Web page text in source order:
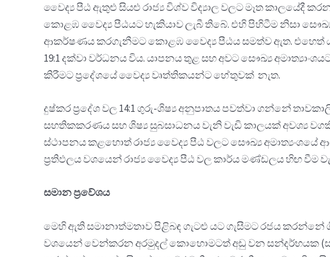
වෛද්‍ය පීඨ ඇතුළු සියළු රාජ්‍ය විශ්ව විද්‍යාල වලට මෑත කාලයේදී
කොළඹ වෛද්‍ය පීඨයට හැකියාව ලැබී තිබේ. එහි පිහිටීම නිසා
ආකර්ෂණය කරගැනීමට කොළඹ වෛද්‍ය පීඨය සමත්ව ඇත. එහෙත්
19:1 දක්වා වර්ධනය විය. යාපනය තුළ සහ අවට සෞඛ්‍ය
කිරීමට ප්‍රදේශයේ වෛද්‍ය වෘත්තිකයන්ට හේතුවක් නැත.
දුෂ්කර ප්‍රදේශ වල 14:1 ගුරු-ශිෂ්‍ය අනුපාතය පවත්වා ගන්නේ
සහතිකකරණය සහ ශිෂ්‍ය සුබසාධනය වැනි වැඩි කාලයක් අවශ්‍ය
ස්ථාපනය කළහොත් රාජ්‍ය වෛද්‍ය පීඨ වලට සෞඛ්‍ය
ප්‍රතිඵලය වශයෙන් රාජ්‍ය වෛද්‍ය පීඨ වල කාර්ය මණ්ඩලය හිඟ වීම
සමාන ප්‍රවේශය
මෙහි ඇති සමානාත්මතාව පිළිබඳ ගැටළු යට ගැසීමට රජය කරන්නේ
වශයෙන් වෙන්කරන අරමුදල් කොහොමටත් අඩු වන සන්දර්භයක